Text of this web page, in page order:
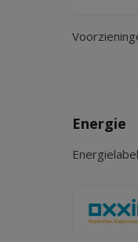
Energie